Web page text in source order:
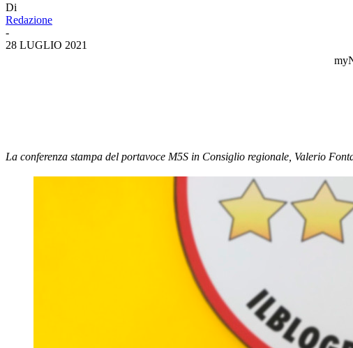
Di
Redazione
-
28 LUGLIO 2021
La conferenza stampa del portavoce M5S in Consiglio regionale, Valerio